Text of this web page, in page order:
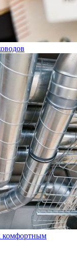
комфортным